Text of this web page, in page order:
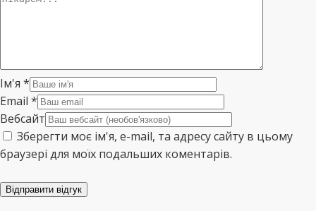
Ім'я *
Email *
Вебсайт
Зберегти моє ім'я, e-mail, та адресу сайту в цьому
браузері для моїх подальших коментарів.
Відправити відгук